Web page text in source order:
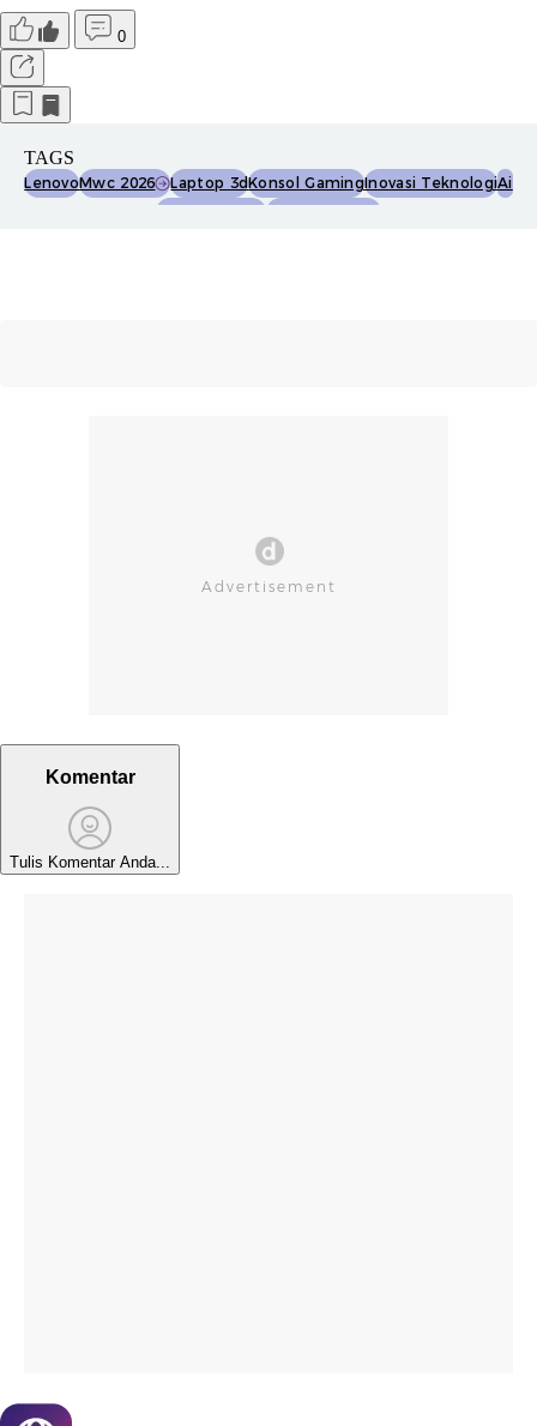
0
TAGS
LenovoMwc 2026 Laptop 3dKonsol GamingInovasi TeknologiAi
Komentar
Tulis Komentar Anda...